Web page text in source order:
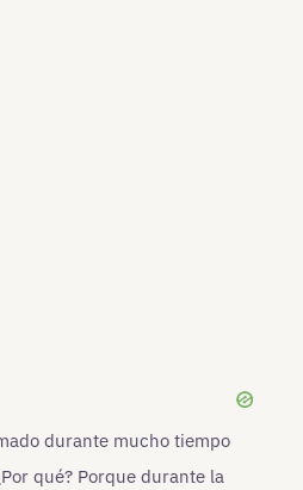
durante mucho tiempo
qué? Porque durante la